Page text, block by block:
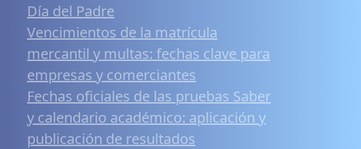
Día del Padre
Vencimientos de la matrícula
mercantil y multas: fechas clave para
empresas y comerciantes
Fechas oficiales de las pruebas Saber
y calendario académico: aplicación y
publicación de resultados